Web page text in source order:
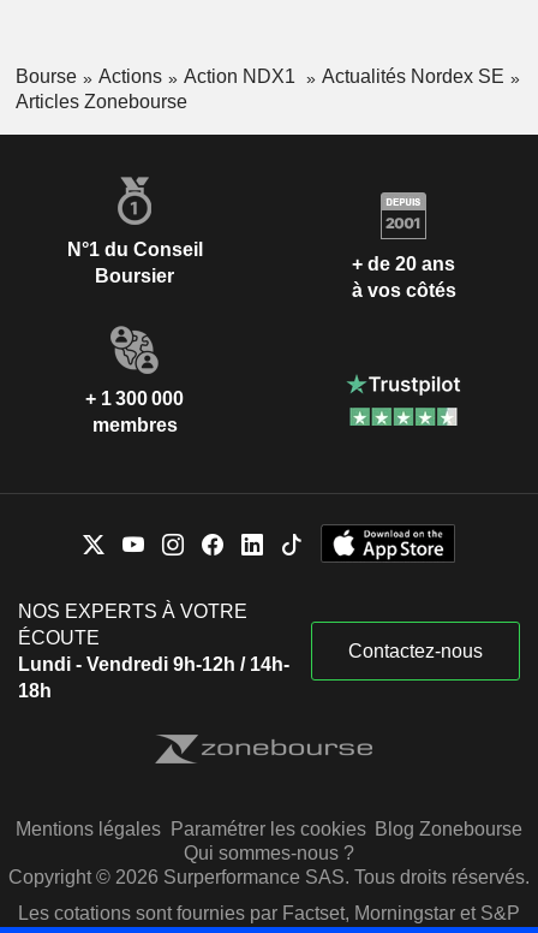
Bourse Actions Action NDX1
Actualités Nordex SE
Articles Zonebourse
N°1 du Conseil
Boursier
+ de 20 ans
à vos côtés
+ 1 300 000
membres
NOS EXPERTS À VOTRE
ÉCOUTE
Lundi - Vendredi 9h-12h / 14h-
18h
Contactez-nous
Mentions légales Paramétrer les cookies Blog Zonebourse
Qui sommes-nous ?
Copyright © 2026 Surperformance SAS. Tous droits réservés.
Les cotations sont fournies par Factset, Morningstar et S&P